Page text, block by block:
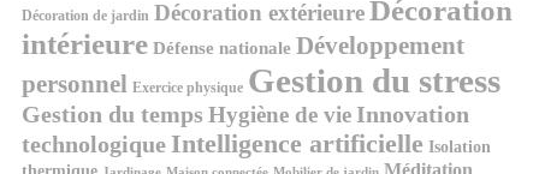
Décoration de jardin Décoration extérieureDécoration
intérieure Défense nationale Développement
personnel Exercice physique Gestion du stress
Gestion du temps Hygiène de vie Innovation
technologique Intelligence artificielle Isolation
Méditation